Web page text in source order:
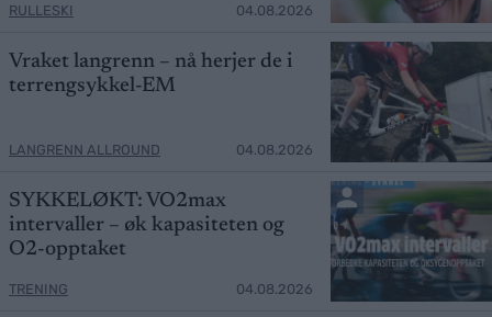
RULLESKI 04.08.2026
Vraket langrenn – nå herjer de i
terrengsykkel-EM
LANGRENN ALLROUND 04.08.2026
SYKKELØKT: VO2max
intervaller – øk kapasiteten og
O2-opptaket
TRENING 04.08.2026